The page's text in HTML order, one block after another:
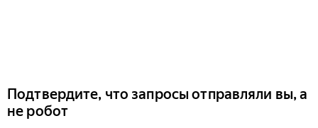
Подтвердите, что запросы отправляли вы, а
не робот